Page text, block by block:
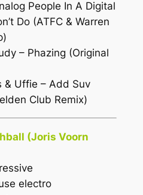
People In A Digital
Do (ATFC & Warren
– Phazing (Original
& Uffie – Add Suv
Club Remix)
(Joris Voorn